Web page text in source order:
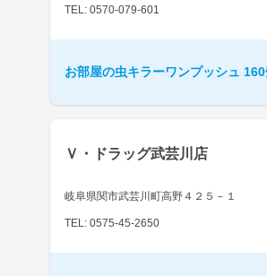
TEL: 0570-079-601
お部屋の虫キラーワンプッシュ
Ｖ・ドラッグ武芸川店
岐阜県関市武芸川町高野４２５－１
TEL: 0575-45-2650